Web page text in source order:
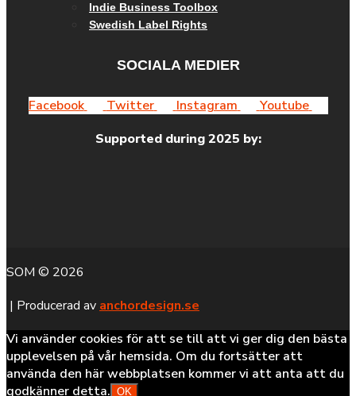
Indie Business Toolbox
Swedish Label Rights
SOCIALA MEDIER
Facebook Twitter Instagram
Youtube
Supported during 2025 by:
SOM © 2026
| Producerad av anchordesign.se
Vi använder cookies för att se till att vi ger dig den bästa
upplevelsen på vår hemsida. Om du fortsätter att
använda den här webbplatsen kommer vi att anta att du
godkänner detta. OK